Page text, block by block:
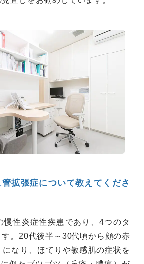
拡張症について教えてくださ
慢性炎症性疾患であり、4つのタ
。20代後半～30代頃から顔の赤
なり、ほてりや敏感肌の症状を